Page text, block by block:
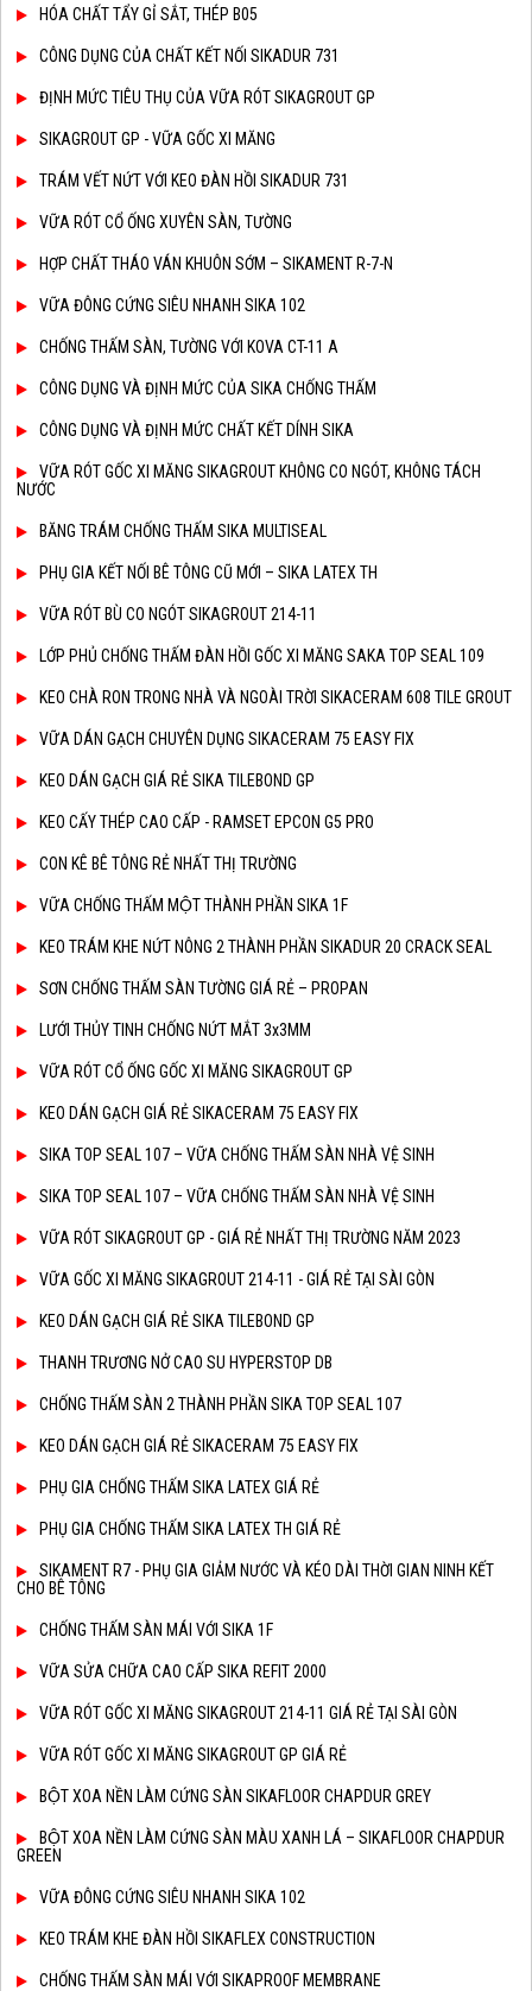
HÓA CHẤT TẨY GỈ SẮT, THÉP B05
CÔNG DỤNG CỦA CHẤT KẾT NỐI SIKADUR 731
ĐỊNH MỨC TIÊU THỤ CỦA VỮA RÓT SIKAGROUT GP
SIKAGROUT GP - VỮA GỐC XI MĂNG
TRÁM VẾT NỨT VỚI KEO ĐÀN HỒI SIKADUR 731
VỮA RÓT CỔ ỐNG XUYÊN SÀN, TƯỜNG
HỢP CHẤT THÁO VÁN KHUÔN SỚM – SIKAMENT R-7-N
VỮA ĐÔNG CỨNG SIÊU NHANH SIKA 102
CHỐNG THẤM SÀN, TƯỜNG VỚI KOVA CT-11 A
CÔNG DỤNG VÀ ĐỊNH MỨC CỦA SIKA CHỐNG THẤM
CÔNG DỤNG VÀ ĐỊNH MỨC CHẤT KẾT DÍNH SIKA
VỮA RÓT GỐC XI MĂNG SIKAGROUT KHÔNG CO NGÓT, KHÔNG TÁCH
NƯỚC
BĂNG TRÁM CHỐNG THẤM SIKA MULTISEAL
PHỤ GIA KẾT NỐI BÊ TÔNG CŨ MỚI – SIKA LATEX TH
VỮA RÓT BÙ CO NGÓT SIKAGROUT 214-11
LỚP PHỦ CHỐNG THẤM ĐÀN HỒI GỐC XI MĂNG SAKA TOP SEAL 109
KEO CHÀ RON TRONG NHÀ VÀ NGOÀI TRỜI SIKACERAM 608 TILE GROUT
VỮA DÁN GẠCH CHUYÊN DỤNG SIKACERAM 75 EASY FIX
KEO DÁN GẠCH GIÁ RẺ SIKA TILEBOND GP
KEO CẤY THÉP CAO CẤP - RAMSET EPCON G5 PRO
CON KÊ BÊ TÔNG RẺ NHẤT THỊ TRƯỜNG
VỮA CHỐNG THẤM MỘT THÀNH PHẦN SIKA 1F
KEO TRÁM KHE NỨT NÔNG 2 THÀNH PHẦN SIKADUR 20 CRACK SEAL
SƠN CHỐNG THẤM SÀN TƯỜNG GIÁ RẺ – PROPAN
LƯỚI THỦY TINH CHỐNG NỨT MẮT 3x3MM
VỮA RÓT CỔ ỐNG GỐC XI MĂNG SIKAGROUT GP
KEO DÁN GẠCH GIÁ RẺ SIKACERAM 75 EASY FIX
SIKA TOP SEAL 107 – VỮA CHỐNG THẤM SÀN NHÀ VỆ SINH
SIKA TOP SEAL 107 – VỮA CHỐNG THẤM SÀN NHÀ VỆ SINH
VỮA RÓT SIKAGROUT GP - GIÁ RẺ NHẤT THỊ TRƯỜNG NĂM 2023
VỮA GỐC XI MĂNG SIKAGROUT 214-11 - GIÁ RẺ TẠI SÀI GÒN
KEO DÁN GẠCH GIÁ RẺ SIKA TILEBOND GP
THANH TRƯƠNG NỞ CAO SU HYPERSTOP DB
CHỐNG THẤM SÀN 2 THÀNH PHẦN SIKA TOP SEAL 107
KEO DÁN GẠCH GIÁ RẺ SIKACERAM 75 EASY FIX
PHỤ GIA CHỐNG THẤM SIKA LATEX GIÁ RẺ
PHỤ GIA CHỐNG THẤM SIKA LATEX TH GIÁ RẺ
SIKAMENT R7 - PHỤ GIA GIẢM NƯỚC VÀ KÉO DÀI THỜI GIAN NINH KẾT
CHO BÊ TÔNG
CHỐNG THẤM SÀN MÁI VỚI SIKA 1F
VỮA SỬA CHỮA CAO CẤP SIKA REFIT 2000
VỮA RÓT GỐC XI MĂNG SIKAGROUT 214-11 GIÁ RẺ TẠI SÀI GÒN
VỮA RÓT GỐC XI MĂNG SIKAGROUT GP GIÁ RẺ
BỘT XOA NỀN LÀM CỨNG SÀN SIKAFLOOR CHAPDUR GREY
BỘT XOA NỀN LÀM CỨNG SÀN MÀU XANH LÁ – SIKAFLOOR CHAPDUR
GREEN
VỮA ĐÔNG CỨNG SIÊU NHANH SIKA 102
KEO TRÁM KHE ĐÀN HỒI SIKAFLEX CONSTRUCTION
CHỐNG THẤM SÀN MÁI VỚI SIKAPROOF MEMBRANE